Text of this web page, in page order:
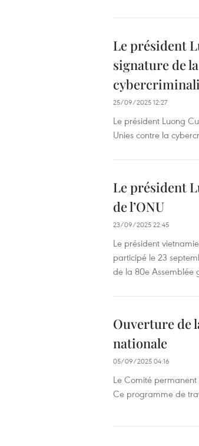
Le président
signature de
25/09/2025 12:27
Le président Luong
Unies contre la
Le président
de l’ONU
23/09/2025 22:45
Le président
participé le 23
de la 80e Assemblée
Ouverture de
nationale
05/09/2025 04:16
Le Comité
Ce programme de